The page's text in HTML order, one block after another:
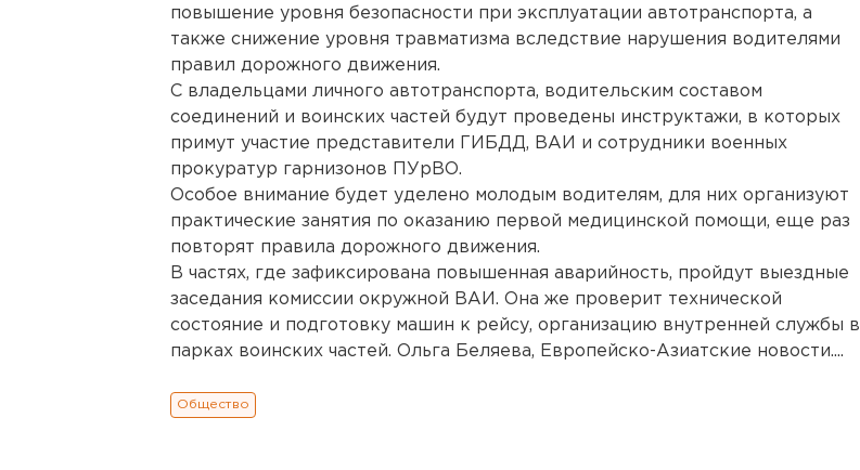
повышение уровня безопасности при эксплуатации автотранспорта, а
также снижение уровня травматизма вследствие нарушения водителями
правил дорожного движения.
С владельцами личного автотранспорта, водительским составом
соединений и воинских частей будут проведены инструктажи, в которых
примут участие представители ГИБДД, ВАИ и сотрудники военных
прокуратур гарнизонов ПУрВО.
Особое внимание будет уделено молодым водителям, для них организуют
практические занятия по оказанию первой медицинской помощи, еще раз
повторят правила дорожного движения.
В частях, где зафиксирована повышенная аварийность, пройдут выездные
заседания комиссии окружной ВАИ. Она же проверит технической
состояние и подготовку машин к рейсу, организацию внутренней службы в
парках воинских частей. Ольга Беляева, Европейско-Азиатские новости....
Общество